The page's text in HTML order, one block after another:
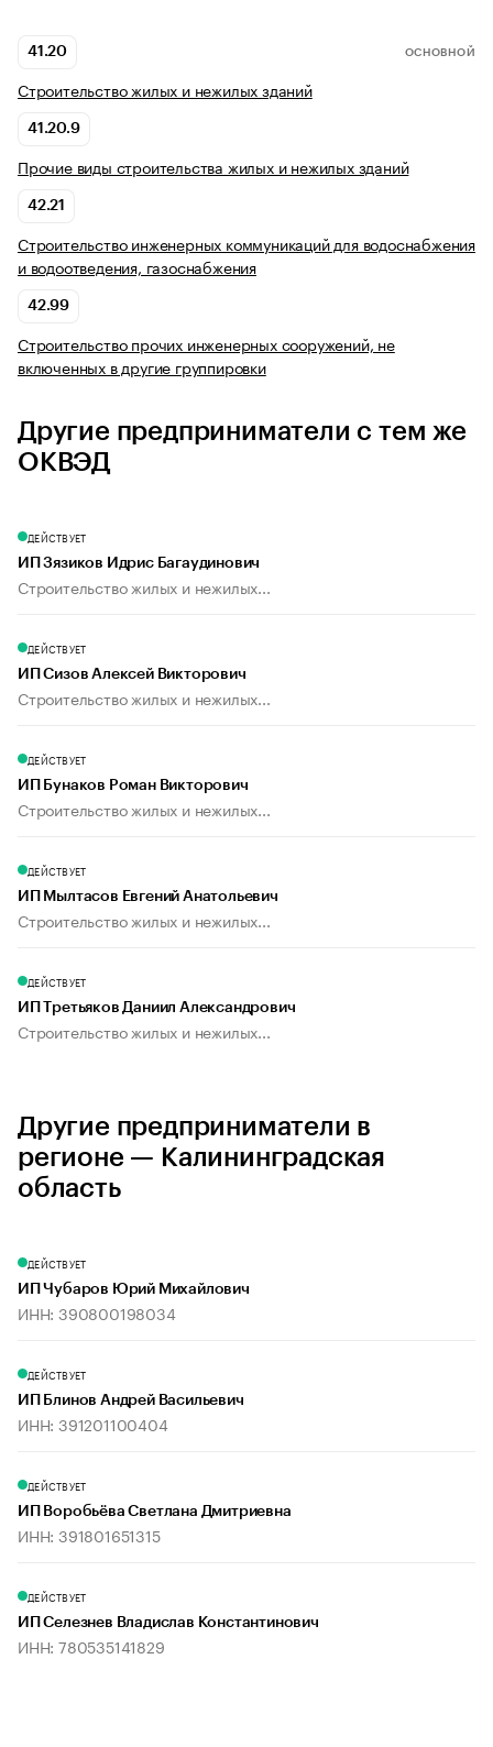
41.20 ОСНОВНОЙ
Строительство жилых и нежилых зданий
41.20.9
Прочие виды строительства жилых и нежилых зданий
42.21
Строительство инженерных коммуникаций для водоснабжения
и водоотведения, газоснабжения
42.99
Строительство прочих инженерных сооружений, не
включенных в другие группировки
Другие предприниматели с тем же
ОКВЭД
ДЕЙСТВУЕТ
ИП Зязиков Идрис Багаудинович
Строительство жилых и нежилых...
ДЕЙСТВУЕТ
ИП Сизов Алексей Викторович
Строительство жилых и нежилых...
ДЕЙСТВУЕТ
ИП Бунаков Роман Викторович
Строительство жилых и нежилых...
ДЕЙСТВУЕТ
ИП Мылтасов Евгений Анатольевич
Строительство жилых и нежилых...
ДЕЙСТВУЕТ
ИП Третьяков Даниил Александрович
Строительство жилых и нежилых...
Другие предприниматели в
регионе — Калининградская
область
ДЕЙСТВУЕТ
ИП Чубаров Юрий Михайлович
ИНН: 390800198034
ДЕЙСТВУЕТ
ИП Блинов Андрей Васильевич
ИНН: 391201100404
ДЕЙСТВУЕТ
ИП Воробьёва Светлана Дмитриевна
ИНН: 391801651315
ДЕЙСТВУЕТ
ИП Селезнев Владислав Константинович
ИНН: 780535141829